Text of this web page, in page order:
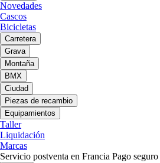
Novedades
Cascos
Bicicletas
Carretera
Grava
Montaña
BMX
Ciudad
Piezas de recambio
Equipamientos
Taller
Liquidación
Marcas
Servicio postventa en Francia Pago seguro